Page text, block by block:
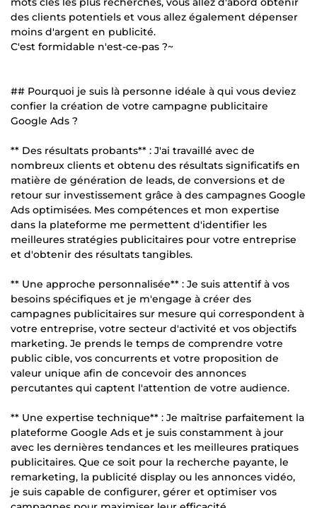
des clients potentiels et vous allez également dépenser
moins d'argent en publicité.
C'est formidable n'est-ce-pas ?~
## Pourquoi je suis là personne idéale à qui vous deviez
confier la création de votre campagne publicitaire
Google Ads ?
** Des résultats probants** : J'ai travaillé avec de
nombreux clients et obtenu des résultats significatifs en
matière de génération de leads, de conversions et de
retour sur investissement grâce à des campagnes Google
Ads optimisées. Mes compétences et mon expertise
dans la plateforme me permettent d'identifier les
meilleures stratégies publicitaires pour votre entreprise
et d'obtenir des résultats tangibles.
** Une approche personnalisée** : Je suis attentif à vos
besoins spécifiques et je m'engage à créer des
campagnes publicitaires sur mesure qui correspondent à
votre entreprise, votre secteur d'activité et vos objectifs
marketing. Je prends le temps de comprendre votre
public cible, vos concurrents et votre proposition de
valeur unique afin de concevoir des annonces
percutantes qui captent l'attention de votre audience.
** Une expertise technique** : Je maîtrise parfaitement la
plateforme Google Ads et je suis constamment à jour
avec les dernières tendances et les meilleures pratiques
publicitaires. Que ce soit pour la recherche payante, le
remarketing, la publicité display ou les annonces vidéo,
je suis capable de configurer, gérer et optimiser vos